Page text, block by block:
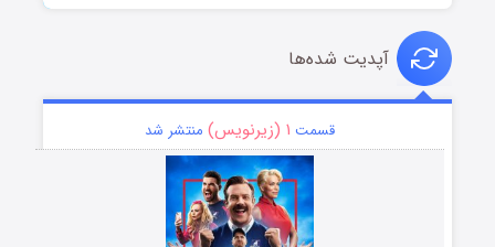
آپدیت شده‌ها
قسمت ۱ (زیرنویس) منتشر شد